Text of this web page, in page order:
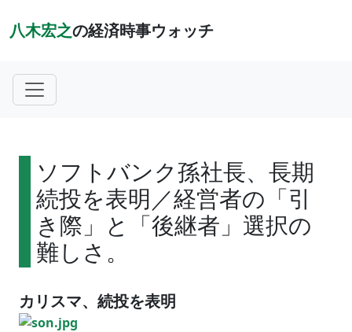
八木宏之の経済時事ウォッチ
ソフトバンク孫社長、長期
続投を表明／経営者の「引
き際」と「後継者」選択の
難しさ。
カリスマ、続投を表明